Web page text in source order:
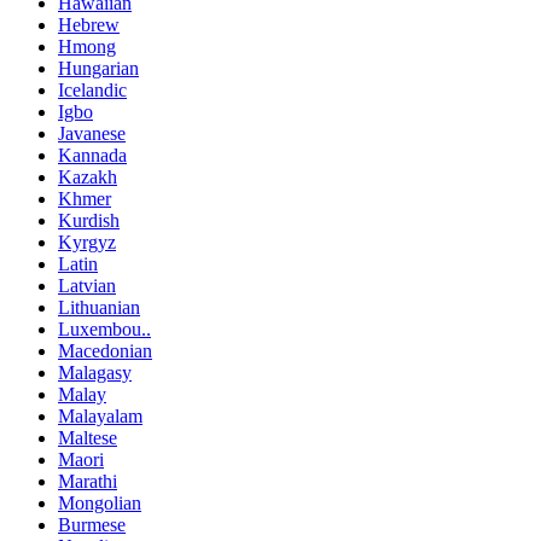
Hebrew
Hmong
Hungarian
Icelandic
Igbo
Javanese
Kannada
Kazakh
Khmer
Kurdish
Kyrgyz
Latin
Latvian
Lithuanian
Luxembou..
Macedonian
Malagasy
Malay
Malayalam
Maltese
Maori
Marathi
Mongolian
Burmese